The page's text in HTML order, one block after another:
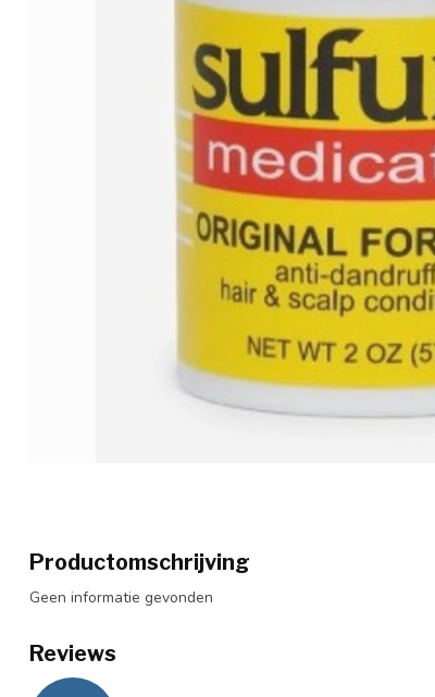
Productomschrijving
Geen informatie gevonden
Reviews